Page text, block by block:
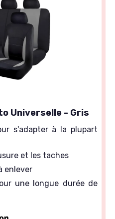
Universelle - Gris
s'adapter à la plupart
et les taches
enlever
une longue durée de